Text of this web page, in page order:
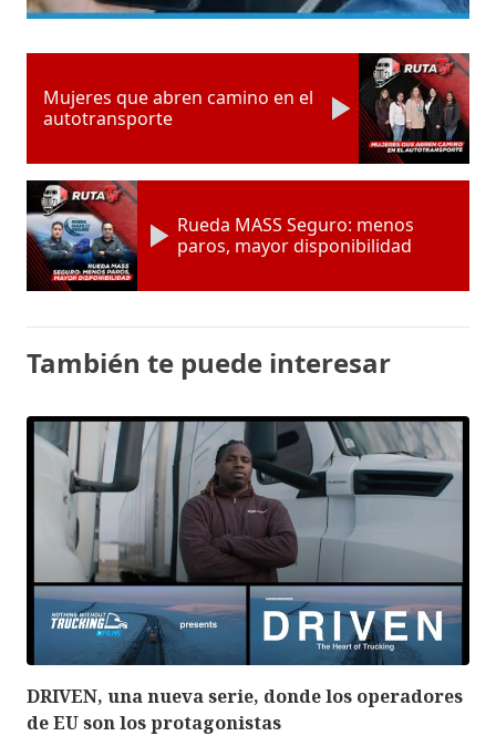
Mujeres que abren camino en el
autotransporte
Rueda MASS Seguro: menos
paros, mayor disponibilidad
También te puede interesar
DRIVEN, una nueva serie, donde los operadores
de EU son los protagonistas